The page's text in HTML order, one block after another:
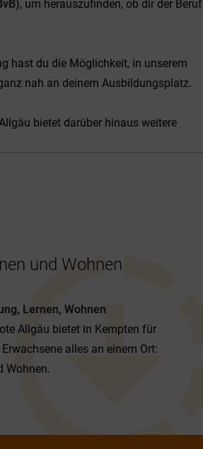
, um herauszufinden, ob dir der Beruf
hast du die Möglichkeit, in unserem
nah an deinem Ausbildungsplatz.
bietet darüber hinaus weitere
und Wohnen
Lernen, Wohnen
Allgäu bietet in Kempten für
alles an einem Ort:
Wohnen.